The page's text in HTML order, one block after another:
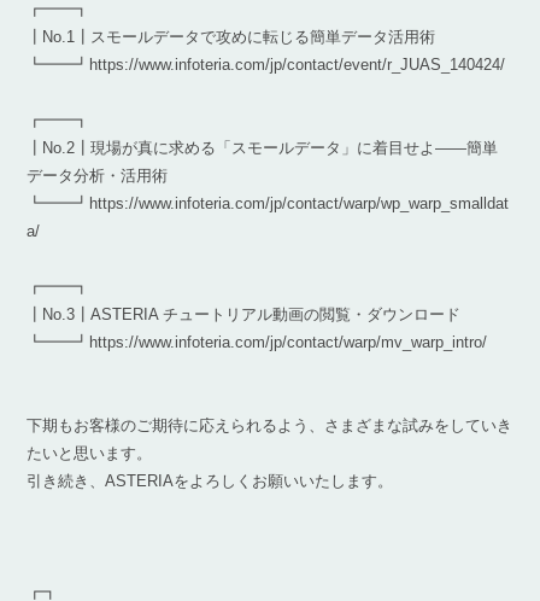
┏━━┓
┃No.1┃スモールデータで攻めに転じる簡単データ活用術
┗━━┛https://www.infoteria.com/jp/contact/event/r_JUAS_140424/
┏━━┓
┃No.2┃現場が真に求める「スモールデータ」に着目せよ――簡単
データ分析・活用術
┗━━┛https://www.infoteria.com/jp/contact/warp/wp_warp_smalldat
a/
┏━━┓
┃No.3┃ASTERIA チュートリアル動画の閲覧・ダウンロード
┗━━┛https://www.infoteria.com/jp/contact/warp/mv_warp_intro/
下期もお客様のご期待に応えられるよう、さまざまな試みをしていき
たいと思います。
引き続き、ASTERIAをよろしくお願いいたします。
┏┓